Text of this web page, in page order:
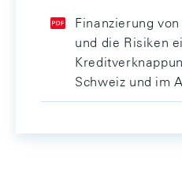
Finanzierung
und die Risiken
Schweiz und im